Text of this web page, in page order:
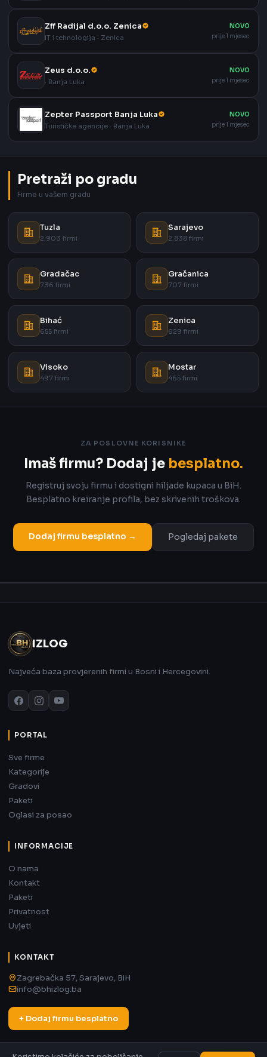
Zff Radijal d.o.o. Zenica
IT i tehnologija · Zenica
NOVO
prije 1 mjesec
Zeus d.o.o.
· Banja Luka
NOVO
prije 1 mjesec
Zepter Passport Banja Luka
Turističke agencije · Banja Luka
NOVO
prije 1 mjesec
Pretraži po gradu
Firme u vašem gradu
Tuzla
2.903 firmi
Sarajevo
2.838 firmi
Gradačac
736 firmi
Gračanica
707 firmi
Bihać
655 firmi
Zenica
629 firmi
Visoko
497 firmi
Mostar
465 firmi
ZA POSLOVNE KORISNIKE
Imaš firmu? Dodaj je besplatno.
Registruj svoju firmu i dostigni hiljade kupaca u BiH.
Besplatno kreiranje profila, bez skrivenih troškova.
Dodaj firmu besplatno → Pogledaj pakete
IZLOG
Najveća baza provjerenih firmi u Bosni i Hercegovini.
PORTAL
Sve firme
Kategorije
Gradovi
Paketi
Oglasi za posao
INFORMACIJE
O nama
Kontakt
Paketi
Privatnost
Uvjeti
KONTAKT
Zagrebačka 57, Sarajevo, BiH
info@bhizlog.ba
+ Dodaj firmu besplatno